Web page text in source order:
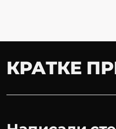
КРАТКЕ